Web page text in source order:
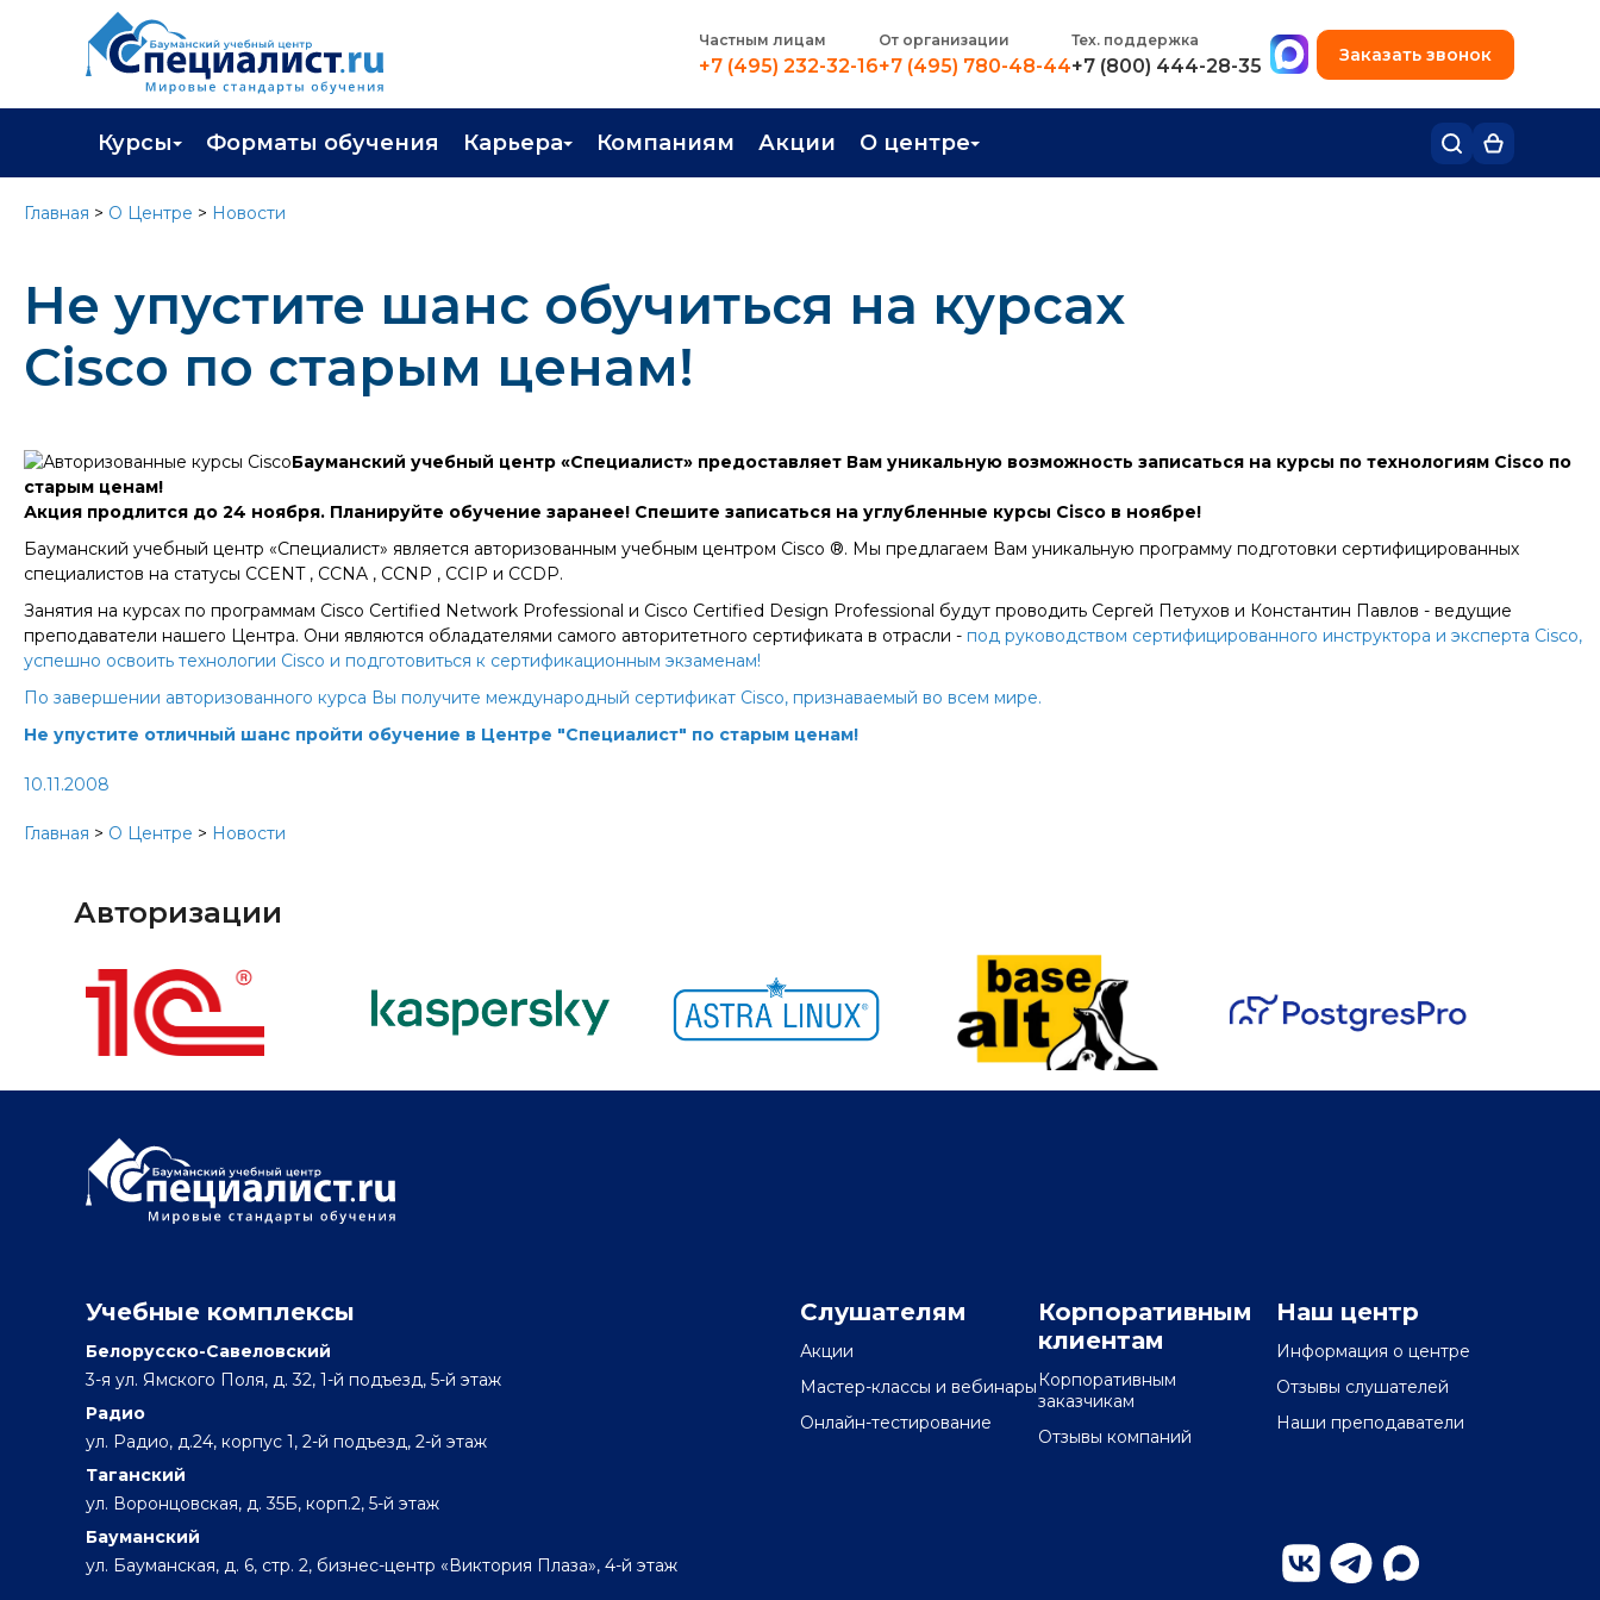
Частным лицам
+7 (495) 232-32-16
От организации
+7 (495) 780-48-44
Тех. поддержка
+7 (800) 444-28-35
+7 (495) 780-48-49
Заказать звонок
Курсы
Каталог курсов
Профессиональная переподготовка
Программа лояльности
Форматы обучения Карьера
Трудоустройство
Компаниям Акции О центре
О центре
Главная > О Центре > Новости
Не упустите шанс обучиться на курсах
Cisco по старым ценам!
Бауманский учебный центр «Специалист» предоставляет Вам уникальную возможность записаться на курсы по технологиям Cisco по
старым ценам!
Акция продлится до 24 ноября. Планируйте обучение заранее! Спешите записаться на углубленные курсы Cisco в ноябре!
Бауманский учебный центр «Специалист» является авторизованным учебным центром Cisco ®. Мы предлагаем Вам уникальную программу подготовки сертифицированных
специалистов на статусы CCENT , CCNA , CCNP , CCIP и CCDP.
Занятия на курсах по программам Сisco Certified Network Professional и Cisco Certified Design Professional будут проводить Сергей Петухов и Константин Павлов - ведущие
преподаватели нашего Центра. Они являются обладателями самого авторитетного сертификата в отрасли - под руководством сертифицированного инструктора и эксперта Cisco,
успешно освоить технологии Cisco и подготовиться к сертификационным экзаменам!
По завершении авторизованного курса Вы получите международный сертификат Cisco, признаваемый во всем мире.
Не упустите отличный шанс пройти обучение в Центре "Специалист" по старым ценам!
10.11.2008
Главная > О Центре > Новости
Авторизации
Учебные комплексы
Белорусско-Савеловский
3-я ул. Ямского Поля, д. 32, 1-й подъезд, 5-й этаж
Радио
ул. Радио, д.24, корпус 1, 2-й подъезд, 2-й этаж
Таганский
ул. Воронцовская, д. 35Б, корп.2, 5-й этаж
Бауманский
ул. Бауманская, д. 6, стр. 2, бизнес-центр «Виктория Плаза», 4-й этаж
Слушателям
Акции
Мастер-классы и вебинары
Онлайн-тестирование
Корпоративным
клиентам
Корпоративным
заказчикам
Отзывы компаний
Наш центр
Информация о центре
Отзывы слушателей
Наши преподаватели